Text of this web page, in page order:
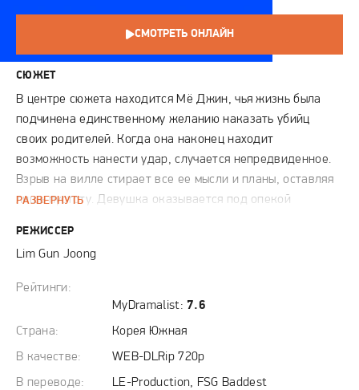
СМОТРЕТЬ ОНЛАЙН
СЮЖЕТ
В центре сюжета находится Мё Джин, чья жизнь была
подчинена единственному желанию наказать убийц
своих родителей. Когда она наконец находит
возможность нанести удар, случается непредвиденное.
Взрыв на вилле стирает все ее мысли и планы, оставляя
лишь пустоту. Девушка оказывается под опекой
идеальной, но Мё Джин не покидает чувство тревоги.
Почему в глазах ее спасителя иногда мелькает холод, и
какие тайны хранит его могущественная корпорация?
дня и обнаруживает, что правда может быть гораздо
страшнее чем она думала. В этой игре без правил
каждый шаг ведет к новому разоблачению, и вскоре Мё
РАЗВЕРНУТЬ
РЕЖИССЕР
Lim Gun Joong
Рейтинги:
MyDramalist: 7.6
Страна:
Корея Южная
В качестве:
WEB-DLRip 720p
В переводе:
LE-Production, FSG Baddest